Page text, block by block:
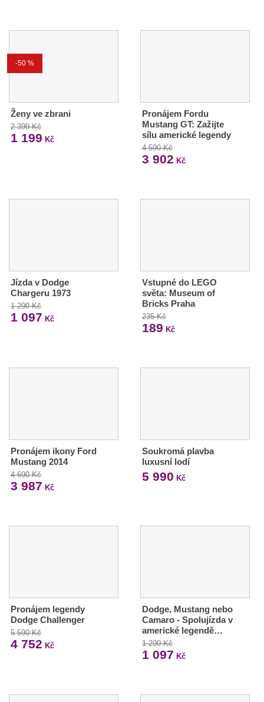
-50 %
Ženy ve zbrani
2 399 Kč
1 199 Kč
Pronájem Fordu
Mustang GT: Zažijte
sílu americké legendy
4 590 Kč
3 902 Kč
Jízda v Dodge
Chargeru 1973
1 290 Kč
1 097 Kč
Vstupné do LEGO
světa: Museum of
Bricks Praha
235 Kč
189 Kč
Pronájem ikony Ford
Mustang 2014
4 690 Kč
3 987 Kč
Soukromá plavba
luxusní lodí
5 990 Kč
Pronájem legendy
Dodge Challenger
5 590 Kč
4 752 Kč
Dodge, Mustang nebo
Camaro - Spolujízda v
americké legendě…
1 290 Kč
1 097 Kč